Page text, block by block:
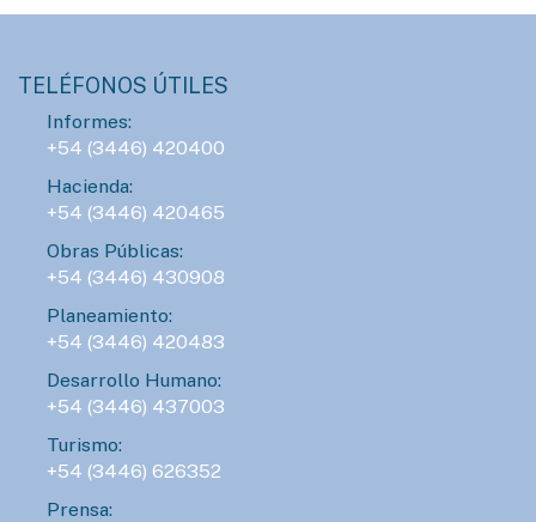
TELÉFONOS ÚTILES
Informes:
+54 (3446) 420400
Hacienda:
+54 (3446) 420465
Obras Públicas:
+54 (3446) 430908
Planeamiento:
+54 (3446) 420483
Desarrollo Humano:
+54 (3446) 437003
Turismo:
+54 (3446) 626352
Prensa: